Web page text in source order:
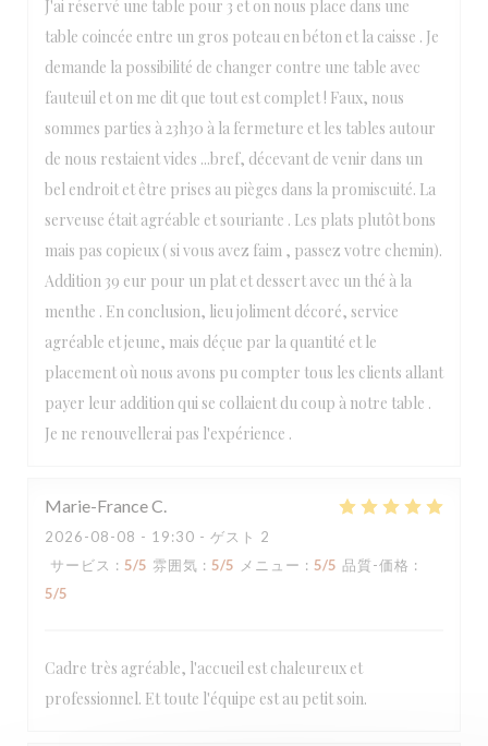
J'ai réservé une table pour 3 et on nous place dans une
table coincée entre un gros poteau en béton et la caisse . Je
demande la possibilité de changer contre une table avec
fauteuil et on me dit que tout est complet ! Faux, nous
sommes parties à 23h30 à la fermeture et les tables autour
de nous restaient vides ...bref, décevant de venir dans un
bel endroit et être prises au pièges dans la promiscuité. La
serveuse était agréable et souriante . Les plats plutôt bons
mais pas copieux ( si vous avez faim , passez votre chemin).
Addition 39 eur pour un plat et dessert avec un thé à la
menthe . En conclusion, lieu joliment décoré, service
agréable et jeune, mais déçue par la quantité et le
placement où nous avons pu compter tous les clients allant
payer leur addition qui se collaient du coup à notre table .
Je ne renouvellerai pas l'expérience .
Marie-FranceC
2026-08-08 - 19:30 - ゲスト 2
サービス : 5/5 雰囲気 : 5/5 メニュー : 5/5 品質-価格 :
5/5
Cadre très agréable, l'accueil est chaleureux et
professionnel. Et toute l'équipe est au petit soin.